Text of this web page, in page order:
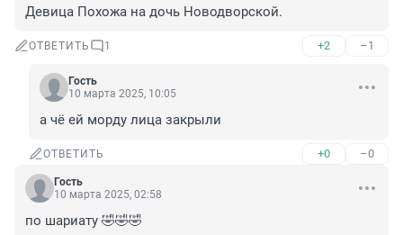
Девица Похожа на дочь Новодворской.
ОТВЕТИТЬ 1 +2 –1
Гость
10 марта 2025, 10:05
а чё ей морду лица закрыли
ОТВЕТИТЬ +0 –0
Гость
10 марта 2025, 02:58
по шариату 🤣🤣🤣